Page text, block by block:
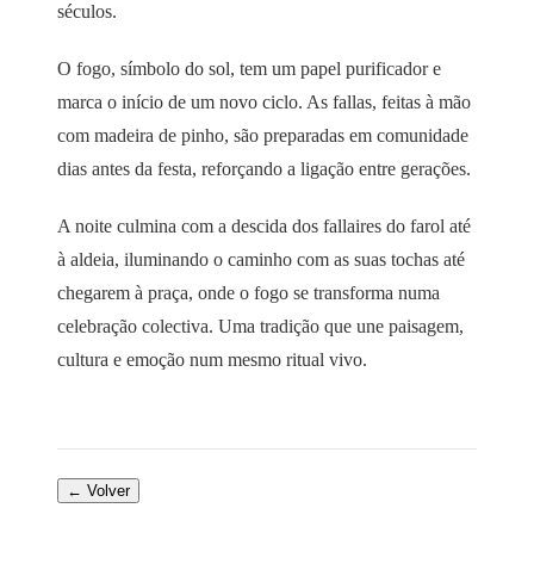
séculos.
O fogo, símbolo do sol, tem um papel purificador e
marca o início de um novo ciclo. As fallas, feitas à mão
com madeira de pinho, são preparadas em comunidade
dias antes da festa, reforçando a ligação entre gerações.
A noite culmina com a descida dos fallaires do farol até
à aldeia, iluminando o caminho com as suas tochas até
chegarem à praça, onde o fogo se transforma numa
celebração colectiva. Uma tradição que une paisagem,
cultura e emoção num mesmo ritual vivo.
← Volver